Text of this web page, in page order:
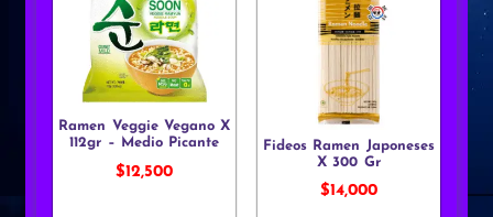
Ramen Veggie Vegano X
112gr – Medio Picante
$12,500
Fideos Ramen Japoneses
X 300 Gr
$14,000